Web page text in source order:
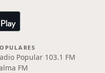
Popular 103.1 FM
FM